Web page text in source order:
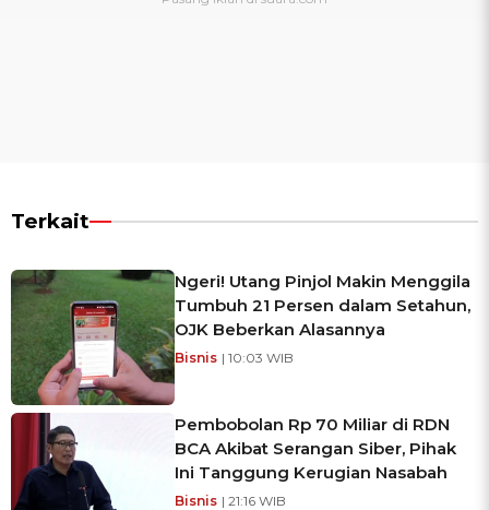
Terkait
Ngeri! Utang Pinjol Makin Menggila
Tumbuh 21 Persen dalam Setahun,
OJK Beberkan Alasannya
Bisnis | 10:03 WIB
Pembobolan Rp 70 Miliar di RDN
BCA Akibat Serangan Siber, Pihak
Ini Tanggung Kerugian Nasabah
Bisnis | 21:16 WIB